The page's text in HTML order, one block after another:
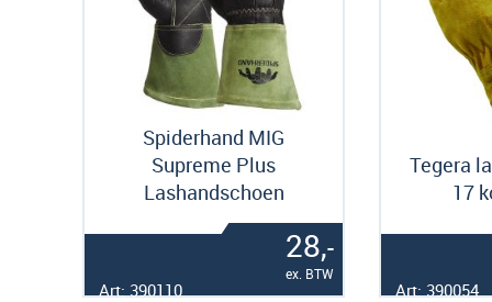
Spiderhand MIG
Supreme Plus
Lashandschoen
28,-
ex. BTW
Art: 390110
Tegera
17
Art: 390054